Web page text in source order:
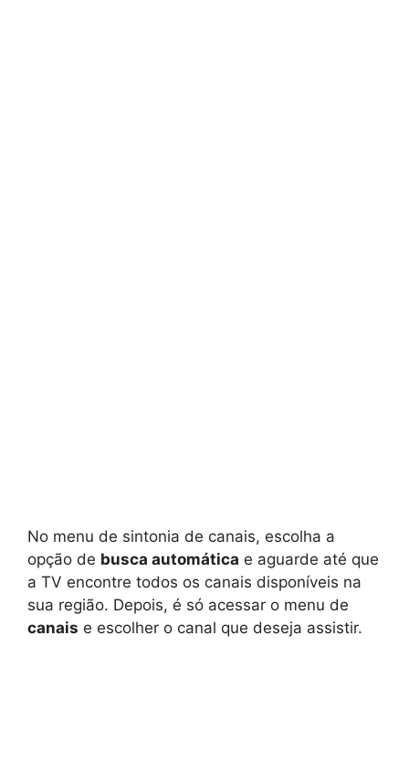
No menu de sintonia de canais, escolha a
opção de busca automática e aguarde até que
a TV encontre todos os canais disponíveis na
sua região. Depois, é só acessar o menu de
canais e escolher o canal que deseja assistir.